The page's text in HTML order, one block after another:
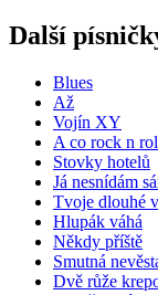
Další
Blues
Až
Vojín XY
A co rock n
Stovky hotelů
Já nesnídám
Tvoje dlouhé
Hlupák váhá
Někdy příště
Smutná
Dvě růže